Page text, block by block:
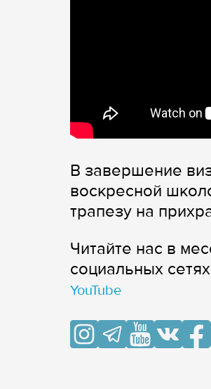
В завершение
воскресной
трапезу на
Читайте нас в
cоциальных
YouTube